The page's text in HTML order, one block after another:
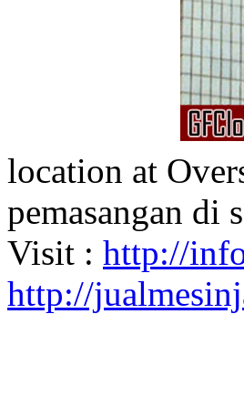
location at
pemasangan di
Visit : http://
http://